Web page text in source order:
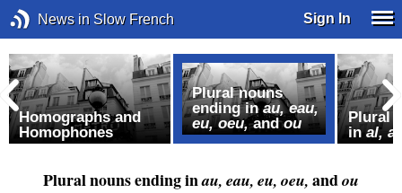
News in Slow French Sign In
Homographs and
Homophones
Plural nouns
ending inau, eau,
eu, oeu,andou
Plural
inal,
Plural nouns ending inau, eau, eu, oeu, andou